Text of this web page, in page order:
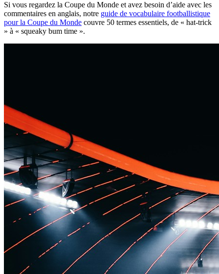
Si vous regardez la Coupe du Monde et avez besoin d’aide avec les
commentaires en anglais, notre guide de vocabulaire footballistique
pour la Coupe du Monde couvre 50 termes essentiels, de « hat-trick
» à « squeaky bum time ».